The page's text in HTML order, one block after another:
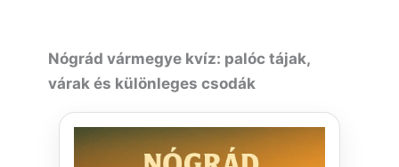
Nógrád vármegye kvíz: palóc tájak,
várak és különleges csodák